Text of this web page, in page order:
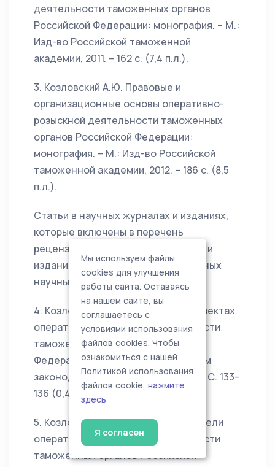
деятельности таможенных органов
Российской Федерации: монография. – М.:
Изд-во Российской таможенной
академии, 2011. – 162 с. (7,4 п.л.).
3. Козловский А.Ю. Правовые и
организационные основы оперативно-
розыскной деятельности таможенных
органов Российской Федерации:
монография. – М.: Изд-во Российской
таможенной академии, 2012. – 186 с. (8,5
п.л.).
Статьи в научных журналах и изданиях,
которые включены в перечень
рецензируемых научных журналов и
изданий для опубликования основных
научных результатов диссертаций
4. Козловский А.Ю. О некоторых аспектах
оперативно-розыскной деятельности
таможенных органов Российской
Федерации // Пробелы в российском
законодательстве. – 2009. – № 3. – С. 133–
136 (0,4 п.л.).
5. Козловский А.Ю. О специфике и цели
оперативно-розыскной деятельности
таможенных органов Российской
Мы используем файлы
cookies для улучшения
работы сайта. Оставаясь
на нашем сайте, вы
соглашаетесь с
условиями использования
файлов cookies. Чтобы
ознакомиться с нашей
Политикой использования
файлов cookie, нажмите
здесь
Я согласен